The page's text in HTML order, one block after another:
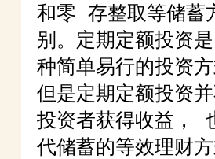
和零 存整取等储蓄
别。定期定额投资
种简单易行的投资
但是定期定额投资
投资者获得收益，
代储蓄的等效理财